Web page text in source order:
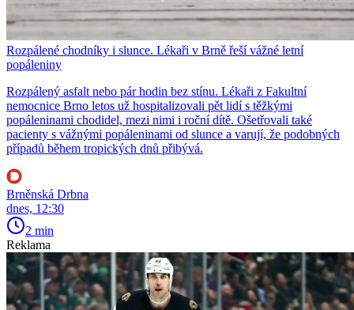
Rozpálené chodníky i slunce. Lékaři v Brně řeší vážné letní
popáleniny
Rozpálený asfalt nebo pár hodin bez stínu. Lékaři z Fakultní
nemocnice Brno letos už hospitalizovali pět lidí s těžkými
popáleninami chodidel, mezi nimi i roční dítě. Ošetřovali také
pacienty s vážnými popáleninami od slunce a varují, že podobných
případů během tropických dnů přibývá.
Brněnská Drbna
dnes, 12:30
2 min
Reklama